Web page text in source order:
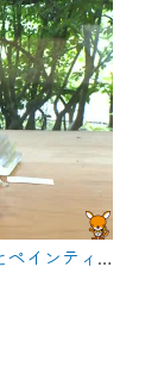
【東郷】ワンダーガーデン 土とガラスとペインティング